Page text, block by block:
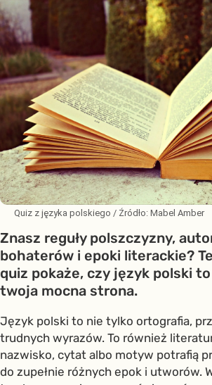
Quiz z języka polskiego / Źródło: Mabel Amber
Znasz reguły polszczyzny,
bohaterów i epoki literackie?
quiz pokaże, czy język polski
twoja mocna strona.
Język polski to nie tylko ortografia,
trudnych wyrazów. To również
nazwisko, cytat albo motyw potrafią
do zupełnie różnych epok i utworów.